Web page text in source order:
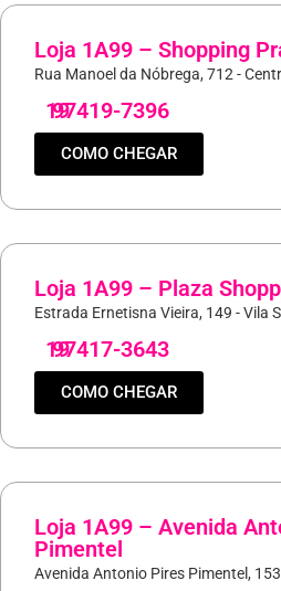
Loja 1A99 – Shopping
Rua Manoel da Nóbrega, 712 -
19
97419-7396
COMO CHEGAR
Loja 1A99 – Plaza
Estrada Ernetisna Vieira, 149 - Vila
19
97417-3643
COMO CHEGAR
Loja 1A99 – Avenida
Pimentel
Avenida Antonio Pires Pimentel,